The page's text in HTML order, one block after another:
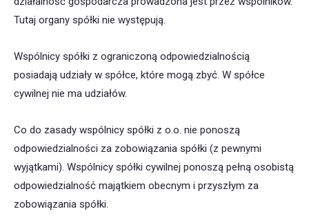
Tutaj organy spółki nie występują.
Wspólnicy spółki z ograniczoną odpowiedzialnością
posiadają udziały w spółce, które mogą zbyć. W spółce
cywilnej nie ma udziałów.
Co do zasady wspólnicy spółki z o.o. nie ponoszą
odpowiedzialności za zobowiązania spółki (z pewnymi
wyjątkami). Wspólnicy spółki cywilnej ponoszą pełną osobistą
odpowiedzialność majątkiem obecnym i przyszłym za
zobowiązania spółki.